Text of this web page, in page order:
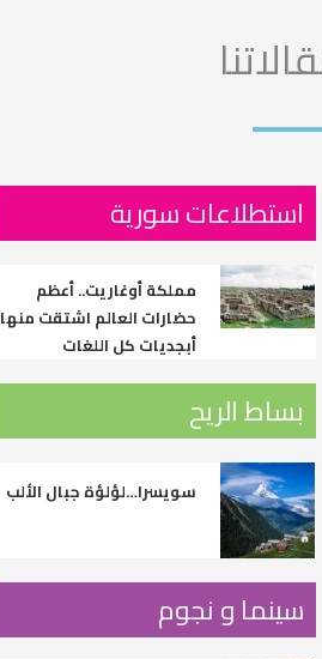
استطلاعات سورية
مملكة أوغاريت.. أعظم
حضارات العالم اشتقت منها
أبجديات كل اللغات
بساط الريح
سويسرا…لؤلؤة جبال الألب
سينما و نجوم